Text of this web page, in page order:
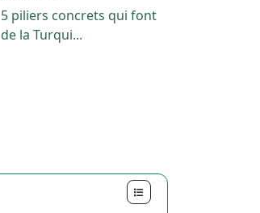
5 piliers concrets qui font
de la Turqui...